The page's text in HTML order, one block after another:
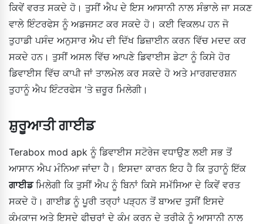
ਕਿਵੇਂ ਵਰਤ ਸਕਦੇ ਹੋ। ਤੁਸੀਂ ਐਪ ਦੇ ਇਸ ਆਸਾਨੀ ਨਾਲ ਸੰਭਾਲੇ ਜਾ ਸਕਣ
ਵਾਲੇ ਇੰਟਰਫੇਸ ਨੂੰ ਅਡਜਸਟ ਕਰ ਸਕਦੇ ਹੋ। ਕਈ ਵਿਕਲਪ ਹਨ ਜੋ
ਤੁਹਾਡੀ ਪਸੰਦ ਅਨੁਸਾਰ ਐਪ ਦੀ ਦਿੱਖ ਡਿਜ਼ਾਈਨ ਕਰਨ ਵਿੱਚ ਮਦਦ ਕਰ
ਸਕਦੇ ਹਨ। ਤੁਸੀਂ ਅਸਲ ਵਿੱਚ ਆਪਣੇ ਡਿਵਾਈਸ ਡੇਟਾ ਨੂੰ ਕਿਸੇ ਹੋਰ
ਡਿਵਾਈਸ ਵਿੱਚ ਕਾਪੀ ਜਾਂ ਤਾਲਮੇਲ ਕਰ ਸਕਦੇ ਹੋ ਅਤੇ ਮਾਰਗਦਰਸ਼ਨ
ਤੁਹਾਨੂੰ ਐਪ ਇੰਟਰਫੇਸ 'ਤੇ ਜ਼ਰੂਰ ਮਿਲੇਗੀ।
ਸ਼ੁਰੂਆਤੀ ਗਾਈਡ
Terabox mod apk ਨੂੰ ਡਿਵਾਈਸ ਸਟੋਰੇਜ ਵਧਾਉਣ ਲਈ ਸਭ ਤੋਂ
ਆਸਾਨ ਐਪ ਮੰਨਿਆ ਜਾਂਦਾ ਹੈ। ਇਸਦਾ ਕਾਰਨ ਇਹ ਹੈ ਕਿ ਤੁਹਾਨੂੰ ਇੱਕ
ਗਾਈਡਮਿਲੇਗੀ ਕਿ ਤੁਸੀਂ ਐਪ ਨੂੰ ਬਿਨਾਂ ਕਿਸੇ ਸਮੱਸਿਆ ਦੇ ਕਿਵੇਂ ਵਰਤ
ਸਕਦੇ ਹੋ। ਗਾਈਡ ਨੂੰ ਪੂਰੀ ਤਰ੍ਹਾਂ ਪੜ੍ਹਨ ਤੋਂ ਬਾਅਦ ਤੁਸੀਂ ਇਸਦੇ
ਕੰਮਕਾਜ ਅਤੇ ਇਸਦੇ ਫੀਚਰਾਂ ਦੇ ਕੰਮ ਕਰਨ ਦੇ ਤਰੀਕੇ ਨੂੰ ਆਸਾਨੀ ਨਾਲ